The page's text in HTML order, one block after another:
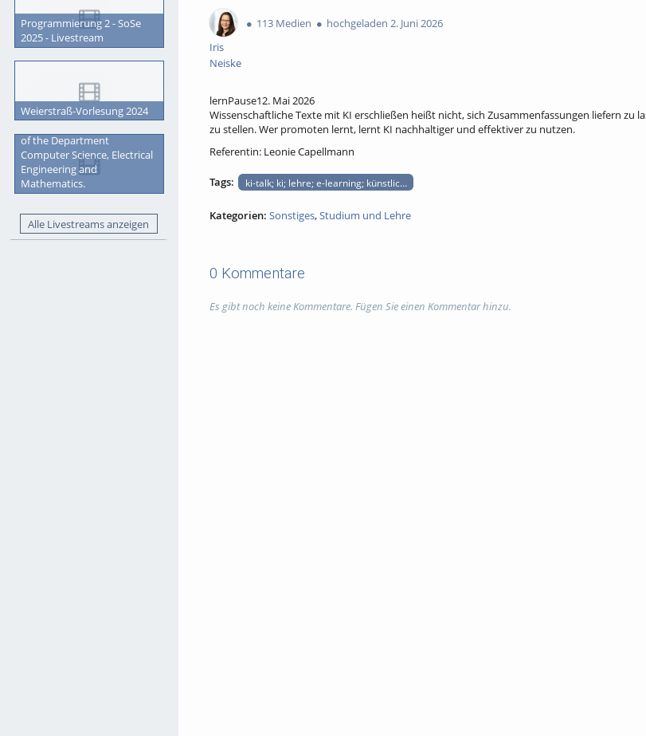
Programmierung 2 - SoSe
2025 - Livestream
Weierstraß-Vorlesung 2024
of the Department
Computer Science, Electrical
Engineering and
Mathematics.
Alle Livestreams anzeigen
views
Kommentare
Iris
Neiske
113 Medien hochgeladen 2. Juni 2026
lernPause12. Mai 2026
Wissenschaftliche Texte mit KI erschließen heißt nicht, sich Zusammenfassungen liefern zu
zu stellen. Wer promoten lernt, lernt KI nachhaltiger und effektiver zu nutzen.
Referentin: Leonie Capellmann
Tags: ki-talk; ki; lehre; e-learning; künstliche intelligenz
Kategorien: Sonstiges,Studium und Lehre
0 Kommentare
Es gibt noch keine Kommentare. Fügen Sie einen Kommentar hinzu.